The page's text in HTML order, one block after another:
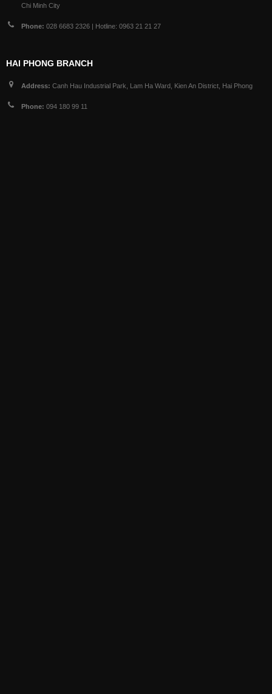
Chi Minh City
Phone: 028 6683 2326 | Hotline: 0963 21 21 27
HAI PHONG BRANCH
Address: Canh Hau Industrial Park, Lam Ha Ward, Kien An District, Hai Phong
Phone: 094 180 99 11